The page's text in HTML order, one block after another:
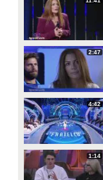
2:47
4:42
1:14
PLAY
72668• di